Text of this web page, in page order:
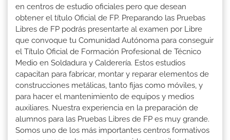
en centros de estudio oficiales pero que desean
obtener el título Oficial de FP. Preparando las Pruebas
Libres de FP podrás presentarte al examen por Libre
que convoque tu Comunidad Autónoma para conseguir
el Título Oficial de Formación Profesional de Técnico
Medio en Soldadura y Calderería. Estos estudios
capacitan para fabricar, montar y reparar elementos de
construcciones metálicas, tanto fijas como móviles, y
para hacer el mantenimiento de equipos y medios
auxiliares. Nuestra experiencia en la preparación de
alumnos para las Pruebas Libres de FP es muy grande.
Somos uno de los más importantes centros formativos